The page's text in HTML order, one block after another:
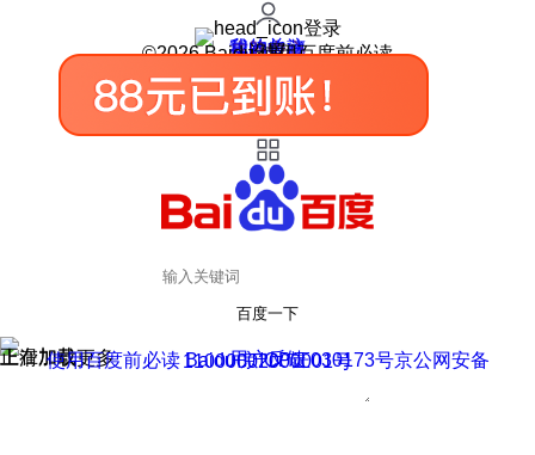
登录
我的关注
我的收藏
皮肤中心
用户反馈
设置
©2026 Baidu 使用百度前必读
百度一下
正在加载
上滑加载更多 用户反馈
使用百度前必读 Baidu 京ICP证030173号
京公网安备11000002000001号